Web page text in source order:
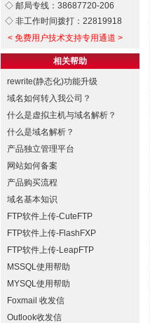
◇ 邮局专线：38687720-206
◇ 非工作时间拨打：22819918
< 免费用户技术支持专用通道 >
相关帮助
rewrite(静态化)功能升级
域名如何转入我公司？
什么是虚拟主机与域名解析？
什么是域名解析？
产品独立管理平台
网站如何备案
产品购买流程
域名基本知识
FTP软件上传-CuteFTP
FTP软件上传-FlashFXP
FTP软件上传-LeapFTP
MSSQL使用帮助
MYSQL使用帮助
Foxmail 收发信
Outlook收发信